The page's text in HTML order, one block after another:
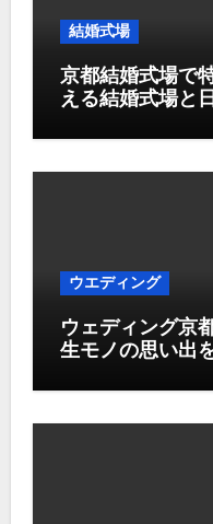
結婚式場
京都結婚式場で
える結婚式場と
ウエディング
ウェディング京
生モノの思い出